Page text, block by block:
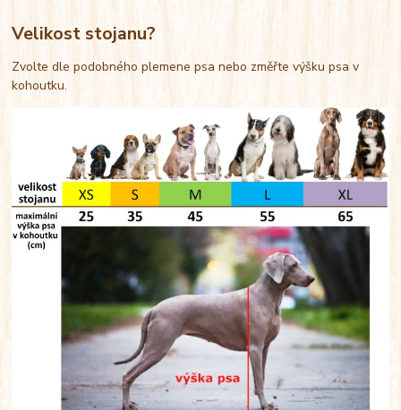
Velikost stojanu?
Zvolte dle podobného plemene psa nebo změřte výšku psa v
kohoutku.